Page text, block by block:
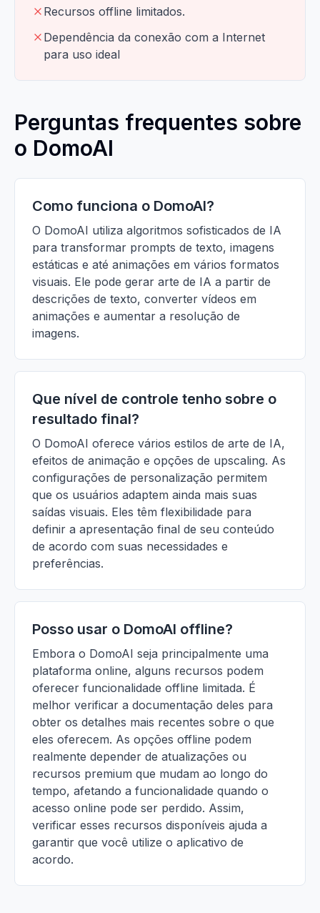
Recursos offline limitados.
Dependência da conexão com a Internet
para uso ideal
Perguntas frequentes sobre
o DomoAI
Como funciona o DomoAI?
O DomoAI utiliza algoritmos sofisticados de IA
para transformar prompts de texto, imagens
estáticas e até animações em vários formatos
visuais. Ele pode gerar arte de IA a partir de
descrições de texto, converter vídeos em
animações e aumentar a resolução de
imagens.
Que nível de controle tenho sobre o
resultado final?
O DomoAI oferece vários estilos de arte de IA,
efeitos de animação e opções de upscaling. As
configurações de personalização permitem
que os usuários adaptem ainda mais suas
saídas visuais. Eles têm flexibilidade para
definir a apresentação final de seu conteúdo
de acordo com suas necessidades e
preferências.
Posso usar o DomoAI offline?
Embora o DomoAI seja principalmente uma
plataforma online, alguns recursos podem
oferecer funcionalidade offline limitada. É
melhor verificar a documentação deles para
obter os detalhes mais recentes sobre o que
eles oferecem. As opções offline podem
realmente depender de atualizações ou
recursos premium que mudam ao longo do
tempo, afetando a funcionalidade quando o
acesso online pode ser perdido. Assim,
verificar esses recursos disponíveis ajuda a
garantir que você utilize o aplicativo de
acordo.